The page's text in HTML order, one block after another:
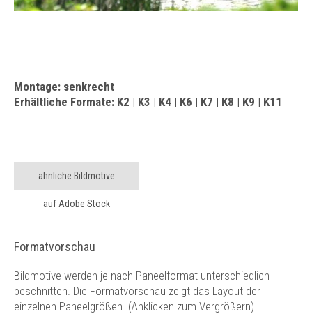
Montage: senkrecht
Erhältliche Formate: K2 | K3 | K4 | K6 | K7 | K8 | K9 | K11
ähnliche Bildmotive
auf Adobe Stock
Formatvorschau
Bildmotive werden je nach Paneelformat unterschiedlich
beschnitten. Die Formatvorschau zeigt das Layout der
einzelnen Paneelgrößen. (Anklicken zum Vergrößern)